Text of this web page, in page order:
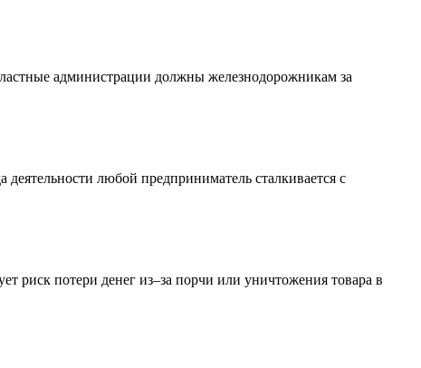
администрации должны железнодорожникам за
любой предприниматель сталкивается с
риск потери денег из–за порчи или уничтожения товара в